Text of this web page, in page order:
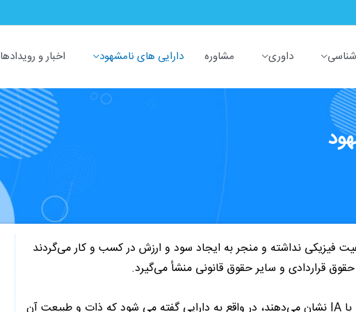
داوری مشاوره دارایی های نامشهود اخبار و رویدادها
فیزیکی نداشته و منجر به ایجاد سود و ارزش در کسب و کار می‌گردند
قراردادی و سایر حقوق قانونی منشأ می‌گیرد.
(Intangible Asset) آن را با IA نشان می‌دهند، در واقع به دارایی گفته می شود که ذات و طبیعت آن